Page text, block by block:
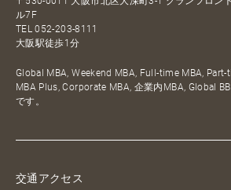
ル7F
TEL052-203-8111
大阪駅徒歩1分
Global MBA, Weekend MBA, Full-time MBA,
MBA Plus, Corporate MBA, 企業内MBA, Global
です。
交通アクセス